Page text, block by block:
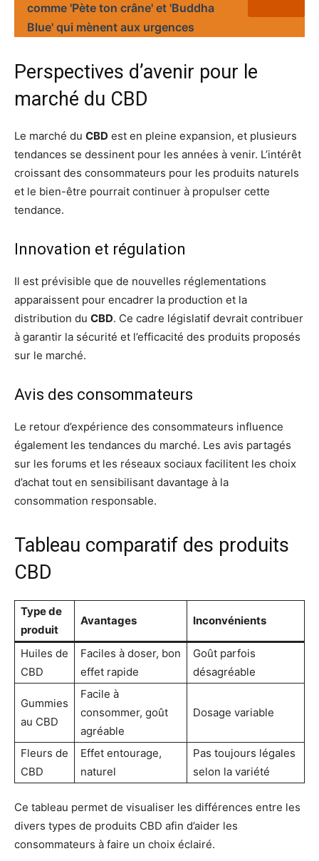
comme 'Pète ton crâne' et 'Buddha
Blue' qui mènent aux urgences
Perspectives d’avenir pour le
marché du CBD
Le marché du CBD est en pleine expansion, et plusieurs
tendances se dessinent pour les années à venir. L’intérêt
croissant des consommateurs pour les produits naturels
et le bien-être pourrait continuer à propulser cette
tendance.
Innovation et régulation
Il est prévisible que de nouvelles réglementations
apparaissent pour encadrer la production et la
distribution du CBD. Ce cadre législatif devrait contribuer
à garantir la sécurité et l’efficacité des produits proposés
sur le marché.
Avis des consommateurs
Le retour d’expérience des consommateurs influence
également les tendances du marché. Les avis partagés
sur les forums et les réseaux sociaux facilitent les choix
d’achat tout en sensibilisant davantage à la
consommation responsable.
Tableau comparatif des produits
CBD
Type de
produit
Avantages Inconvénients
Huiles de
CBD
Faciles à doser, bon
effet rapide
Goût parfois
désagréable
Gummies
au CBD
Facile à
consommer, goût
agréable
Dosage variable
Fleurs de
CBD
Effet entourage,
naturel
Pas toujours légales
selon la variété
Ce tableau permet de visualiser les différences entre les
divers types de produits CBD afin d’aider les
consommateurs à faire un choix éclairé.